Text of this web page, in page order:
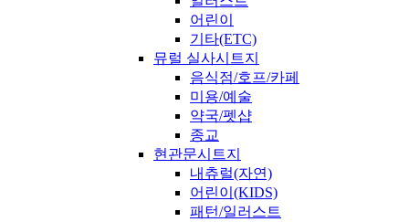
어린이
기타(ETC)
뮤럴 실사시트지
음식점/호프/카페
미용/예술
약국/펫샵
종교
현관문시트지
내츄럴(자연)
어린이(KIDS)
패턴/일러스트